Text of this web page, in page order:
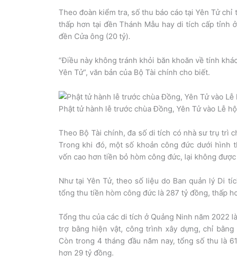
Theo đoàn kiểm tra, số thu báo cáo tại Yên Tử
thấp hơn tại đền Thánh Mẫu hay di tích cấp tỉnh
đền Cửa ông (20 tỷ).
“Điều này không tránh khỏi băn khoăn về tính
Yên Tử”, văn bản của Bộ Tài chính cho biết.
Phật tử hành lễ trước chùa Đồng, Yên Tử vào Lễ
Theo Bộ Tài chính, đa số di tích có nhà sư trụ trì
Trong khi đó, một số khoản công đức dưới hình
vốn cao hơn tiền bỏ hòm công đức, lại không
Như tại Yên Tử, theo số liệu do Ban quản lý Di
tổng thu tiền hòm công đức là 287 tỷ đồng, thấp
Tổng thu của các di tích ở Quảng Ninh năm 2022
trợ bằng hiện vật, công trình xây dựng, chỉ
Còn trong 4 tháng đầu năm nay, tổng số thu là
hơn 29 tỷ đồng.